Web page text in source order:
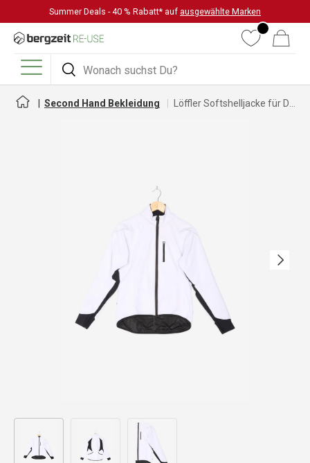
DIREKT ZUM INHALT
Summer Deals - 40 % Rabatt* auf ausgewählte Marken
Suchen
Suchen
WunschlisteWarenkorb
Menü
Second Hand Bekleidung
Nächste